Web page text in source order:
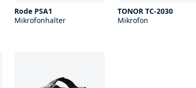
Rode PSA1
Mikrofonhalter
TONOR TC-2030
Mikrofon